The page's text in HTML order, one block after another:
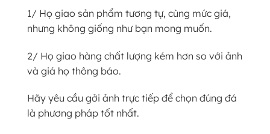
1/ Họ giao sản phẩm tương tự, cùng mức giá,
nhưng không giống như bạn mong muốn.
2/ Họ giao hàng chất lượng kém hơn so với ảnh
và giá họ thông báo.
Hãy yêu cầu gởi ảnh trực tiếp để chọn đúng đá
là phương pháp tốt nhất.